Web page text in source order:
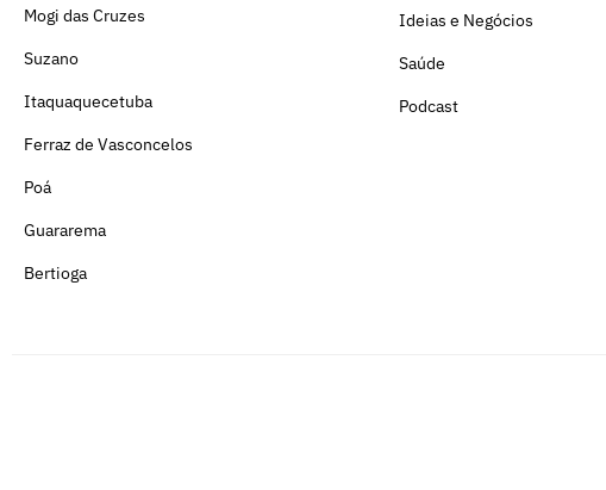
Mogi das Cruzes
Suzano
Itaquaquecetuba
Ferraz de Vasconcelos
Poá
Guararema
Bertioga
Ideias e Negócios
Saúde
Podcast